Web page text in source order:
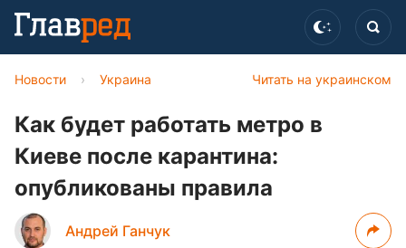
Читать на украинском
Новости › Украина
Как будет работать метро в
Киеве после карантина:
опубликованы правила
Андрей Ганчук